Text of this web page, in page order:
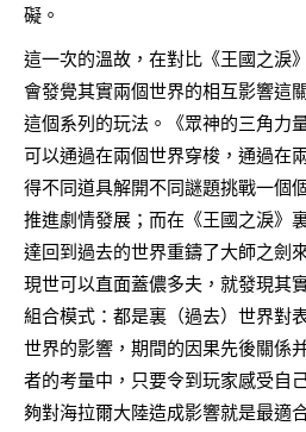
礙。
這一次的溫故，在對比《王國之淚
會發覺其實兩個世界的相互影響這
這個系列的玩法。《眾神的三角力
可以通過在兩個世界穿梭，通過在
得不同道具解開不同謎題挑戰一個
推進劇情發展；而在《王國之淚》
達回到過去的世界重鑄了大師之劍
現世可以直面蓋儂多夫，就發現其
組合模式：都是裏（過去）世界對
世界的影響，期間的因果先後關係
者的考量中，只要令到玩家感受自
夠對海拉爾大陸造成影響就是最適